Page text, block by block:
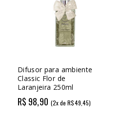
Difusor para ambiente
Classic Flor de
Laranjeira 250ml
R$ 98,90 (2x de R$49,45)